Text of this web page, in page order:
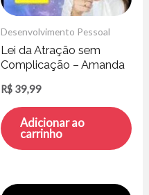
Desenvolvimento Pessoal
Lei da Atração sem
Complicação – Amanda
R$ 39,99
Adicionar ao
carrinho